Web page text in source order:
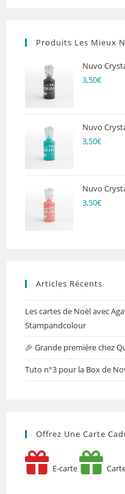
Produits Les Mieux
Nuvo
3,50€
Nuvo
3,50€
Nuvo
3,50€
Articles Récents
Les cartes de Noël avec
Stampandcolour
🎉 Grande première chez
Tuto n°3 pour la Box de
Offrez Une Carte
E-carte